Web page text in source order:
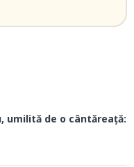
umilită de o cântăreață: